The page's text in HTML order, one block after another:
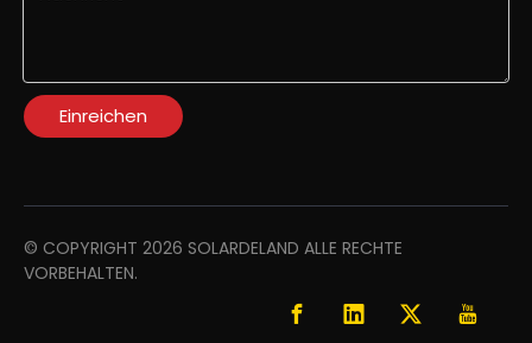
Einreichen
© COPYRIGHT 2026 SOLARDELAND ALLE RECHTE
VORBEHALTEN.